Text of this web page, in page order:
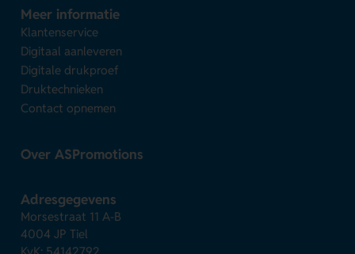
Meer informatie
Klantenservice
Digitaal aanleveren
Digitale drukproef
Druktechnieken
Contact opnemen
Over ASPromotions
Adresgegevens
Morsestraat 11 A-B
4004 JP Tiel